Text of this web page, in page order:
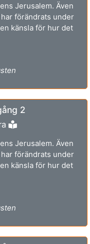
Jerusalem. Även
förändrats under
känsla för hur det
2
Jerusalem. Även
förändrats under
känsla för hur det